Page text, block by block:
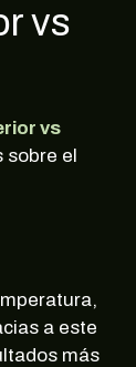
vs
vs
sobre el
a este
más